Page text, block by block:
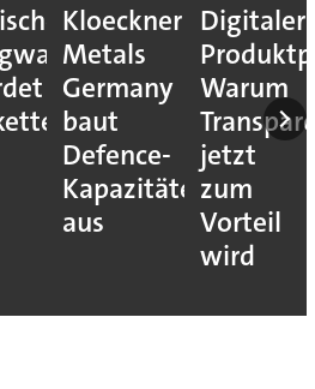
Kloeckner
Metals
Germany
baut
Defence-
Kapazitäten
aus
Digitaler
Warum
jetzt
zum
Vorteil
wird